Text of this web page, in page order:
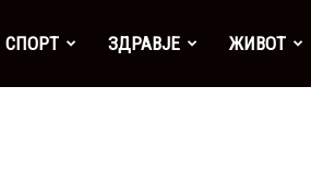
СПОРТ ЗДРАВЈЕ ЖИВОТ